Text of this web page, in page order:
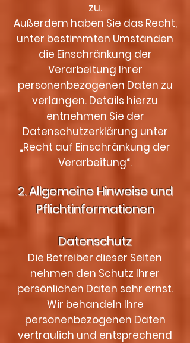
zu.
Außerdem haben Sie das Recht,
unter bestimmten Umständen
die Einschränkung der
Verarbeitung Ihrer
personenbezogenen Daten zu
verlangen. Details hierzu
entnehmen Sie der
Datenschutzerklärung unter
„Recht auf Einschränkung der
Verarbeitung“.
2. Allgemeine Hinweise und
Pflichtinformationen
Datenschutz
Die Betreiber dieser Seiten
nehmen den Schutz Ihrer
persönlichen Daten sehr ernst.
Wir behandeln Ihre
personenbezogenen Daten
vertraulich und entsprechend